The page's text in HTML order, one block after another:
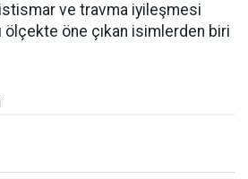
istismar ve travma iyileşmesi
ölçekte öne çıkan isimlerden biri